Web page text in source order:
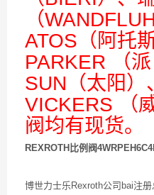
（
ATOS（阿托
PARKER （
SUN（太阳）
VICKERS （
阀均有现货。
REXROTH比例阀
博世力士乐Rexroth公司bai注